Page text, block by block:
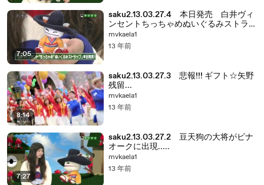
7:05
saku2.13.03.27.4 本日発売 白井ヴィ
ンセントちっちゃめぬいぐるみストラッ
プ
mvkaela1
13 年前
8:14
saku2.13.03.27.3 悲報!!! ギフト☆矢野
残留...
mvkaela1
13 年前
7:27
saku2.13.03.27.2 豆天狗の大将がビナ
オークに出現.....
mvkaela1
13 年前